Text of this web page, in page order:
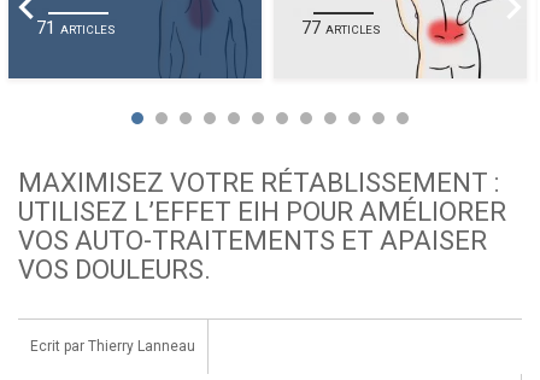
71ARTICLES 77ARTICLES
MAXIMISEZ VOTRE RÉTABLISSEMENT :
UTILISEZ L’EFFET EIH POUR AMÉLIORER
VOS AUTO-TRAITEMENTS ET APAISER
VOS DOULEURS.
Ecrit par Thierry Lanneau